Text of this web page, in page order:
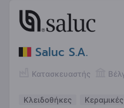
Saluc S.A.
Κατασκευαστής
Κλειδοθήκες